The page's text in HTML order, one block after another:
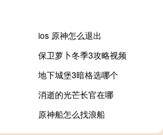
ios 原神怎么退出
保卫萝卜冬季3攻略视频
地下城堡3暗格选哪个
消逝的光芒长官在哪
原神船怎么找浪船